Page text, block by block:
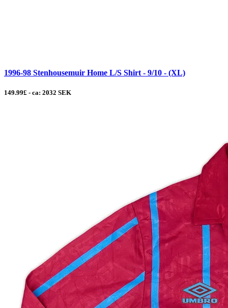
1996-98 Stenhousemuir Home L/S Shirt - 9/10 - (XL)
149.99£ - ca: 2032 SEK